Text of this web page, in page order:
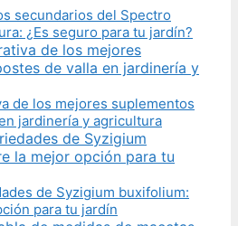
secundarios del Spectro
¿Es seguro para tu jardín?
de los mejores suplementos
jardinería y agricultura
de Syzigium buxifolium:
para tu jardín